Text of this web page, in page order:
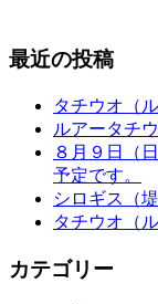
最近の投稿
タチウオ（
ルアータチ
８月９日（
予定です。
シロギス（堤
タチウオ（
カテゴリー